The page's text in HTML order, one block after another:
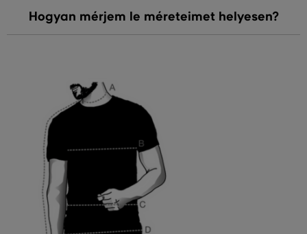
Hogyan mérjem le méreteimet helyesen?